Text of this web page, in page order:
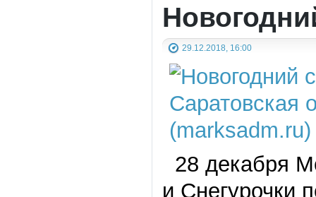
29.12.2018, 16:00
28 декабря
и Снегурочки